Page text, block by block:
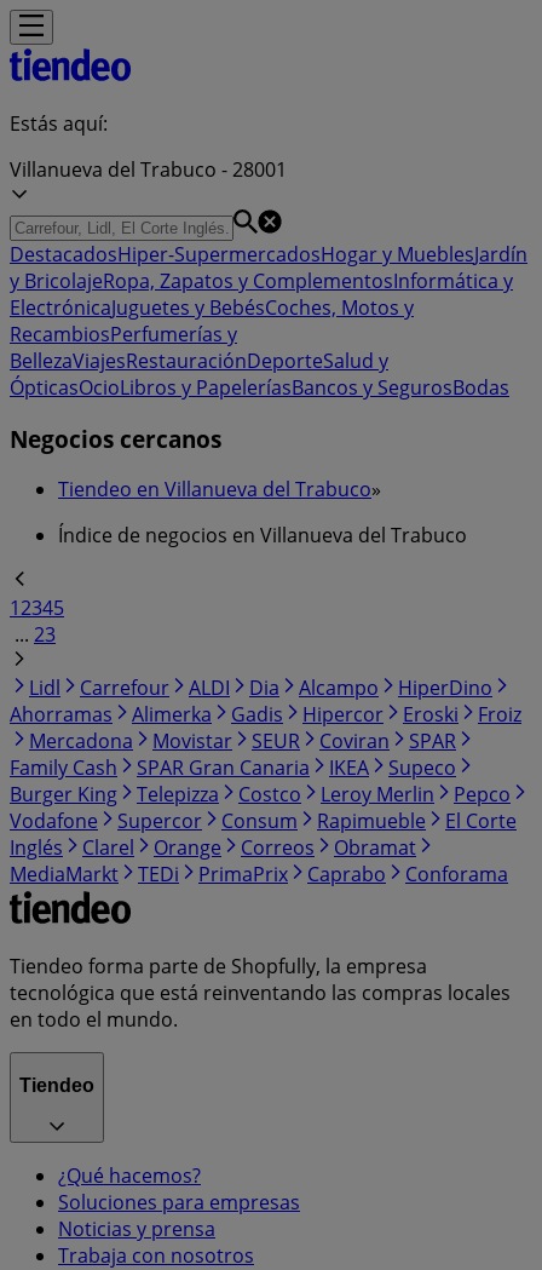
Estás aquí:
Villanueva del Trabuco - 28001
DestacadosHiper-SupermercadosHogar y MueblesJardín
y BricolajeRopa, Zapatos y ComplementosInformática y
ElectrónicaJuguetes y BebésCoches, Motos y
RecambiosPerfumerías y
BellezaViajesRestauraciónDeporteSalud y
ÓpticasOcioLibros y PapeleríasBancos y SegurosBodas
Negocios cercanos
Tiendeo en Villanueva del Trabuco»
Índice de negocios en Villanueva del Trabuco
12345
... 23
Lidl
Carrefour ALDI Dia Alcampo
HiperDino
Ahorramas
Alimerka Gadis Hipercor Eroski
Froiz
Mercadona
Movistar SEUR Coviran
SPAR
Family Cash
SPAR Gran Canaria IKEA
Supeco
Burger King
Telepizza Costco Leroy Merlin
Pepco
Vodafone
Supercor Consum Rapimueble
El Corte
Inglés
Clarel Orange Correos
Obramat
MediaMarkt
TEDi PrimaPrix Caprabo Conforama
Tiendeo forma parte de Shopfully, la empresa
tecnológica que está reinventando las compras locales
en todo el mundo.
Tiendeo
¿Qué hacemos?
Soluciones para empresas
Noticias y prensa
Trabaja con nosotros